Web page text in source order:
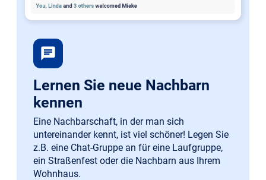
chat
Lernen Sie neue Nachbarn
kennen
Eine Nachbarschaft, in der man sich
untereinander kennt, ist viel schöner! Legen Sie
z.B. eine Chat-Gruppe an für eine Laufgruppe,
ein Straßenfest oder die Nachbarn aus Ihrem
Wohnhaus.